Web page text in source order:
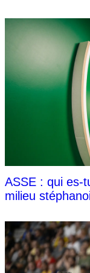
ASSE : qui es-
milieu